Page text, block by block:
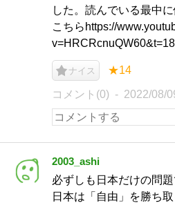
した。読んでいる最中
こちらhttps://
ナイス ★14
コメント(0) 2022/08/
2003_ashi
必ずしも日本だけの問
日本は「自由」を勝ち